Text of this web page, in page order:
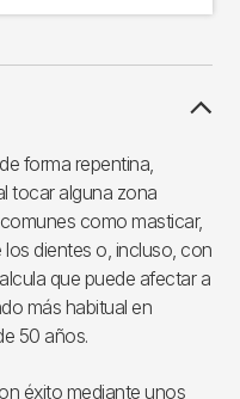
forma repentina,
tocar alguna zona
como masticar,
los dientes o, incluso, con
que puede afectar a
más habitual en
50 años.
éxito mediante unos